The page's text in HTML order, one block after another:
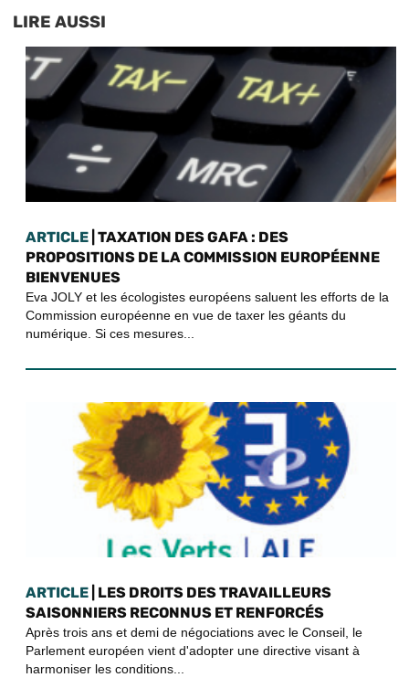
LIRE AUSSI
ARTICLE | TAXATION DES GAFA : DES
PROPOSITIONS DE LA COMMISSION EUROPÉENNE
BIENVENUES
Eva JOLY et les écologistes européens saluent les efforts de la
Commission européenne en vue de taxer les géants du
numérique. Si ces mesures...
ARTICLE | LES DROITS DES TRAVAILLEURS
SAISONNIERS RECONNUS ET RENFORCÉS
Après trois ans et demi de négociations avec le Conseil, le
Parlement européen vient d'adopter une directive visant à
harmoniser les conditions...